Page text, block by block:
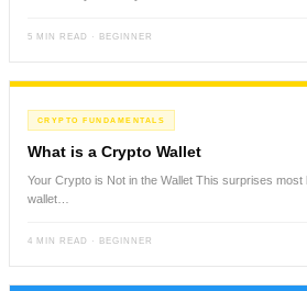
5 MIN READ · BEGINNER
CRYPTO FUNDAMENTALS
What is a Crypto Wallet
Your Crypto is Not in the Wallet This surprises
wallet…
4 MIN READ · BEGINNER